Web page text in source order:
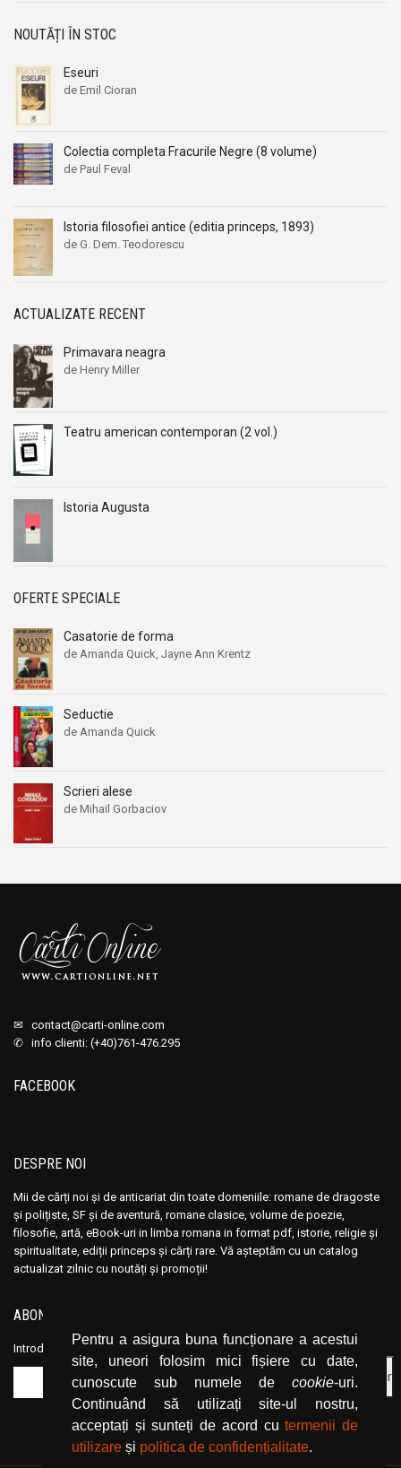
Pentru a asigura buna funcționare a acestui
site, uneori folosim mici fișiere cu date,
cunoscute sub numele de cookie-uri.
Continuând să utilizați site-ul nostru,
acceptați și sunteți de acord cutermenii de
utilizare și politica de confidențialitate.
NOUTĂȚI ÎN STOC
Eseuri
de Emil Cioran
Colectia completa Fracurile Negre (8 volume)
de Paul Feval
Istoria filosofiei antice (editia princeps, 1893)
de G. Dem. Teodorescu
ACTUALIZATE RECENT
Primavara neagra
de Henry Miller
Teatru american contemporan (2 vol.)
Istoria Augusta
OFERTE SPECIALE
Casatorie de forma
de Amanda Quick, Jayne Ann Krentz
Seductie
de Amanda Quick
Scrieri alese
de Mihail Gorbaciov
✉ contact@carti-online.com
✆ info clienti: (+40)761-476.295
FACEBOOK
DESPRE NOI
Mii de cărți noi și de anticariat din toate domeniile: romane de dragoste
și polițiste, SF și de aventură, romane clasice, volume de poezie,
filosofie, artă, eBook-uri in limba romana in format pdf, istorie, religie și
spiritualitate, ediții princeps și cărți rare. Vă așteptăm cu un catalog
actualizat zilnic cu noutăți și promoții!
ABONEAZĂ-TE LA NEWSLETTER
Introduceți adresa dvs. de email și dați click pe butonul de abonare.